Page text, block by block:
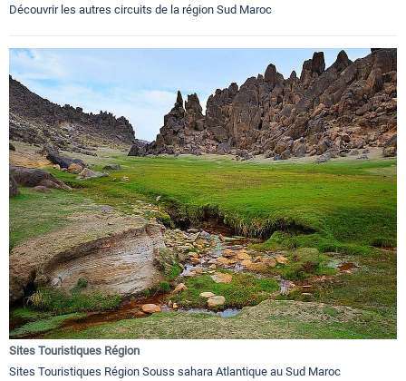
Découvrir les autres circuits de la région Sud Maroc
Sites Touristiques Région
Sites Touristiques Région Souss sahara Atlantique au Sud Maroc